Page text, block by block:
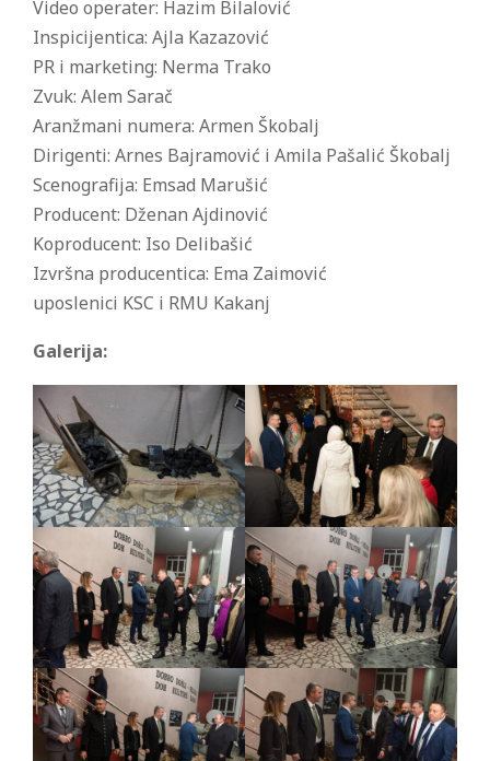
Video operater: Hazim Bilalović
Inspicijentica: Ajla Kazazović
PR i marketing: Nerma Trako
Zvuk: Alem Sarač
Aranžmani numera: Armen Škobalj
Dirigenti: Arnes Bajramović i Amila Pašalić Škobalj
Scenografija: Emsad Marušić
Producent: Dženan Ajdinović
Koproducent: Iso Delibašić
Izvršna producentica: Ema Zaimović
uposlenici KSC i RMU Kakanj
Galerija: